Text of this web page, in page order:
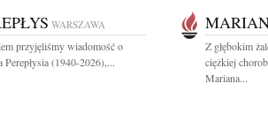
WARSZAWA
przyjęliśmy wiadomość o
(1940-2026),...
Z głębokim
ciężkiej
Mariana...